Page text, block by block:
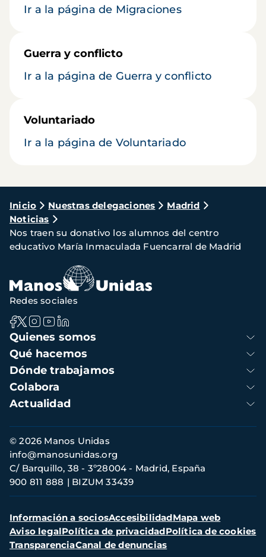
Ir a la página de Migraciones
Guerra y conflicto
Ir a la página de Guerra y conflicto
Voluntariado
Ir a la página de Voluntariado
Ruta
de
navegación
Inicio Nuestras delegaciones
Madrid
Noticias
Nos traen su donativo los alumnos del centro
educativo María Inmaculada Fuencarral de Madrid
Navegación
principal
Quienes somos
Qué hacemos
Dónde trabajamos
Colabora
Actualidad
Redes sociales
Información
de
contacto
© 2026 Manos Unidas
C/ Barquillo, 38 - 3º28004 - Madrid, España
900 811 888
BIZUM 33439
info@manosunidas.org
Menú
secundario
Información a sociosAccesibilidadMapa web
Aviso legalPolítica de privacidadPolítica de cookies
TransparenciaCanal de denuncias